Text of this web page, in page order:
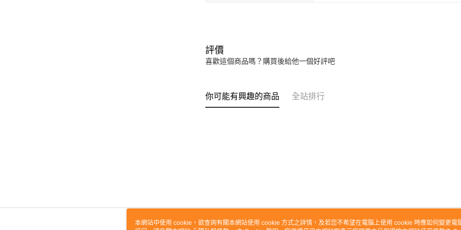
評價
喜歡這個商品嗎？購買後給他一個好評吧
你可能有興趣的商品 全站排行
本網站中使用 cookie，欲查詢有關本網站使用 cookie 方式之詳情，及若您不希望在電腦上使用 cookie 時應如何變更電